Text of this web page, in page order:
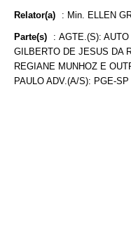
Relator(a) : Min. ELLEN
Parte(s) : AGTE.(S):
GILBERTO DE JESUS DA
REGIANE MUNHOZ E
PAULO ADV.(A/S): PGE-